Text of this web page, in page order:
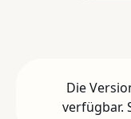
Die
verfügbar.